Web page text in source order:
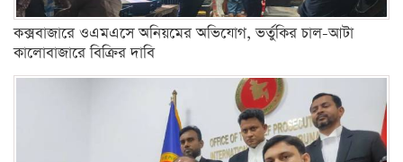
কক্সবাজারে ওএমএসে অনিয়মের অভিযোগ, ভর্তুকির চাল-আটা
কালোবাজারে বিক্রির দাবি